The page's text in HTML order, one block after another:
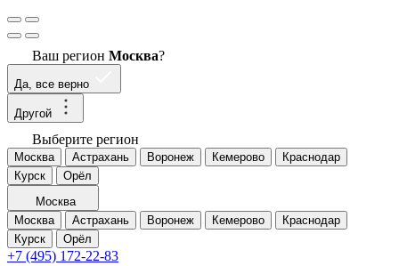
Ваш регион Москва?
Да, все верно
Другой
Выберите регион
Москва Астрахань Воронеж Кемерово
Краснодар
Курск
Орёл
Москва
Москва
Астрахань Воронеж Кемерово
Краснодар
Курск
Орёл
+7 (495) 172-22-83